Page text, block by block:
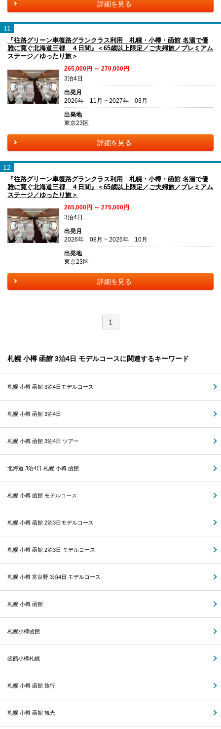
詳細を見る
11
『往路グリーン車復路グランクラス利用 札幌・小樽・函館 名湯で優
雅に寛ぐ北海道三都 ４日間』＜65歳以上限定／ご夫婦旅／プレミアム
ステージ／ゆったり旅＞
265,000円 ～ 270,000円
3泊4日
出発月
2026年 11月 ~ 2027年 03月
出発地
東京23区
詳細を見る
12
『往路グリーン車復路グランクラス利用 札幌・小樽・函館 名湯で優
雅に寛ぐ北海道三都 ４日間』＜65歳以上限定／ご夫婦旅／プレミアム
ステージ／ゆったり旅＞
265,000円 ～ 275,000円
3泊4日
出発月
2026年 08月 ~ 2026年 10月
出発地
東京23区
詳細を見る
1
札幌 小樽 函館 3泊4日 モデルコースに関連するキーワード
札幌 小樽 函館 3泊4日モデルコース
札幌 小樽 函館 3泊4日
札幌 小樽 函館 3泊4日 ツアー
北海道 3泊4日 札幌 小樽 函館
札幌 小樽 函館 モデルコース
札幌 小樽 函館 2泊3日モデルコース
札幌 小樽 函館 2泊3日 モデルコース
札幌 小樽 富良野 3泊4日 モデルコース
札幌 小樽 函館
札幌小樽函館
函館小樽札幌
札幌 小樽 函館 旅行
札幌 小樽 函館 観光